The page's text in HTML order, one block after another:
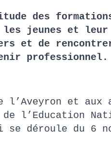
des
les jeunes et
et de
professionnel.
et aux
l’Education
déroule du 6